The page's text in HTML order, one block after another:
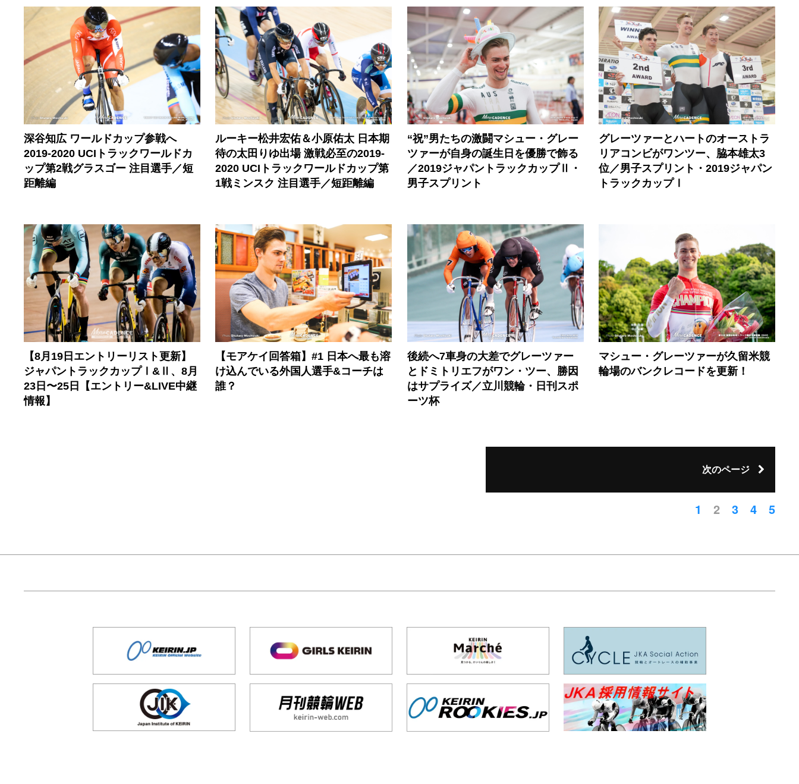
深谷知広 ワールドカップ参戦へ
2019-2020 UCIトラックワールドカ
ップ第2戦グラスゴー 注目選手／短
距離編
ルーキー松井宏佑＆小原佑太 日本期
待の太田りゆ出場 激戦必至の2019-
2020 UCIトラックワールドカップ第
1戦ミンスク 注目選手／短距離編
“祝”男たちの激闘マシュー・グレー
ツァーが自身の誕生日を優勝で飾る
／2019ジャパントラックカップⅡ・
男子スプリント
グレーツァーとハートのオーストラ
リアコンビがワンツー、脇本雄太3
位／男子スプリント・2019ジャパン
トラックカップⅠ
【8月19日エントリーリスト更新】
ジャパントラックカップⅠ&Ⅱ、8月
23日〜25日【エントリー&LIVE中継
情報】
【モアケイ回答箱】#1 日本へ最も溶
け込んでいる外国人選手&コーチは
誰？
後続へ7車身の大差でグレーツァー
とドミトリエフがワン・ツー、勝因
はサプライズ／立川競輪・日刊スポ
ーツ杯
マシュー・グレーツァーが久留米競
輪場のバンクレコードを更新！
次のページ
1 2 3 4 5